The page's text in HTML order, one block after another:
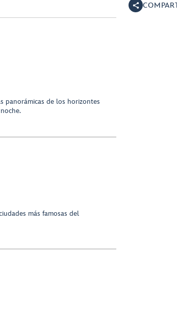
panorámicas de los horizontes
más famosas del